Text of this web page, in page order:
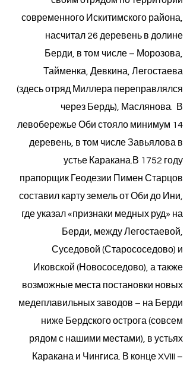
современного Искитимского района,
насчитал 26 деревень в долине
Берди, в том числе – Морозова,
Тайменка, Девкина, Легостаева
(здесь отряд Миллера переправлялся
через Бердь), Маслянова. В
левобережье Оби стояло минимум 14
деревень, в том числе Завьялова в
устье Каракана.В 1752 году
прапорщик Геодезии Пимен Старцов
составил карту земель от Оби до Ини,
где указал «признаки медных руд» на
Берди, между Легостаевой,
Суседовой (Старососедово) и
Иковской (Новососедово), а также
возможные места постановки новых
медеплавильных заводов – на Берди
ниже Бердского острога (совсем
рядом с нашими местами), в устьях
Каракана и Чингиса. ​В конце XVIII –